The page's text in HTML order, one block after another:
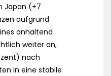
Japan (+7
aufgrund
anhaltend
weiter an,
nach
in eine stabile